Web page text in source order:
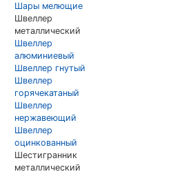
Шары мелющие
Швеллер
металлический
Швеллер
алюминиевый
Швеллер гнутый
Швеллер
горячекатаный
Швеллер
нержавеющий
Швеллер
оцинкованный
Шестигранник
металлический